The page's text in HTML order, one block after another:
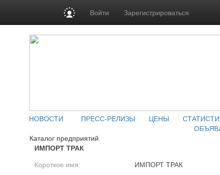
Войти Зарегистрироваться
НОВОСТИ ПРЕСС-РЕЛИЗЫ ЦЕНЫ
Каталог предприятий
ИМПОРТ ТРАК
Короткое имя: ИМПОРТ ТРАК